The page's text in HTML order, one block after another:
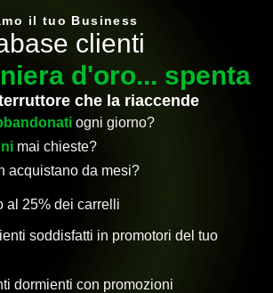
il tuo Business
base clienti
niera d'oro... spenta
che la riaccende
ogni giorno?
mai chieste?
acquistano da mesi?
al 25% dei carrelli
soddisfatti in promotori del tuo
dormienti con promozioni